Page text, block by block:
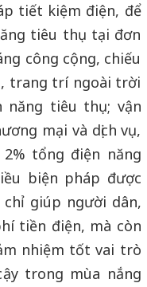
tiết kiệm điện, để
tiêu thụ tại đơn
công cộng, chiếu
trang trí ngoài trời
tiêu thụ; vận
mại và dịch vụ,
tổng điện năng
biện pháp được
giúp người dân,
tiền điện, mà còn
nhiệm tốt vai trò
trong mùa nắng